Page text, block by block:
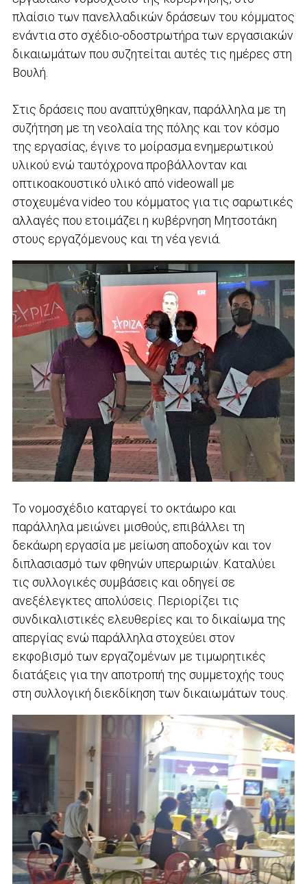
πλαίσιο των πανελλαδικών δράσεων του κόμματος
ενάντια στο σχέδιο-οδοστρωτήρα των εργασιακών
δικαιωμάτων που συζητείται αυτές τις ημέρες στη
Βουλή.
Στις δράσεις που αναπτύχθηκαν, παράλληλα με τη
συζήτηση με τη νεολαία της πόλης και τον κόσμο
της εργασίας, έγινε το μοίρασμα ενημερωτικού
υλικού ενώ ταυτόχρονα προβάλλονταν και
οπτικοακουστικό υλικό από videowall με
στοχευμένα video του κόμματος για τις σαρωτικές
αλλαγές που ετοιμάζει η κυβέρνηση Μητσοτάκη
στους εργαζόμενους και τη νέα γενιά.
Το νομοσχέδιο καταργεί το οκτάωρο και
παράλληλα μειώνει μισθούς, επιβάλλει τη
δεκάωρη εργασία με μείωση αποδοχών και τον
διπλασιασμό των φθηνών υπερωριών. Καταλύει
τις συλλογικές συμβάσεις και οδηγεί σε
ανεξέλεγκτες απολύσεις. Περιορίζει τις
συνδικαλιστικές ελευθερίες και το δικαίωμα της
απεργίας ενώ παράλληλα στοχεύει στον
εκφοβισμό των εργαζομένων με τιμωρητικές
διατάξεις για την αποτροπή της συμμετοχής τους
στη συλλογική διεκδίκηση των δικαιωμάτων τους.